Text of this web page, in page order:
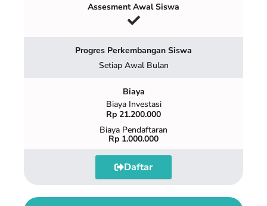
Assesment Awal Siswa
Progres Perkembangan Siswa
Setiap Awal Bulan
Biaya
Biaya Investasi
Rp 21.200.000
Biaya Pendaftaran
Rp 1.000.000
Daftar